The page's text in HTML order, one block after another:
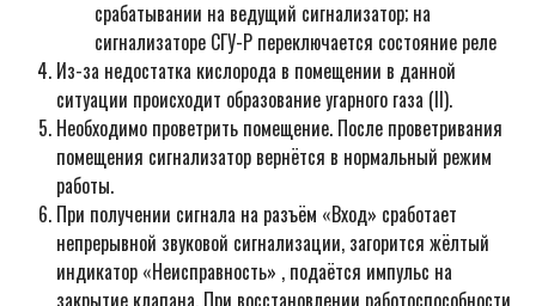
срабатывании на ведущий сигнализатор; на
сигнализаторе СГУ-Р переключается состояние реле
Из-за недостатка кислорода в помещении в данной
ситуации происходит образование угарного газа (II).
Необходимо проветрить помещение. После проветривания
помещения сигнализатор вернётся в нормальный режим
работы.
При получении сигнала на разъём «Вход» сработает
непрерывной звуковой сигнализации, загорится жёлтый
индикатор «Неисправность» , подаётся импульс на
закрытие клапана. При восстановлении работоспособности